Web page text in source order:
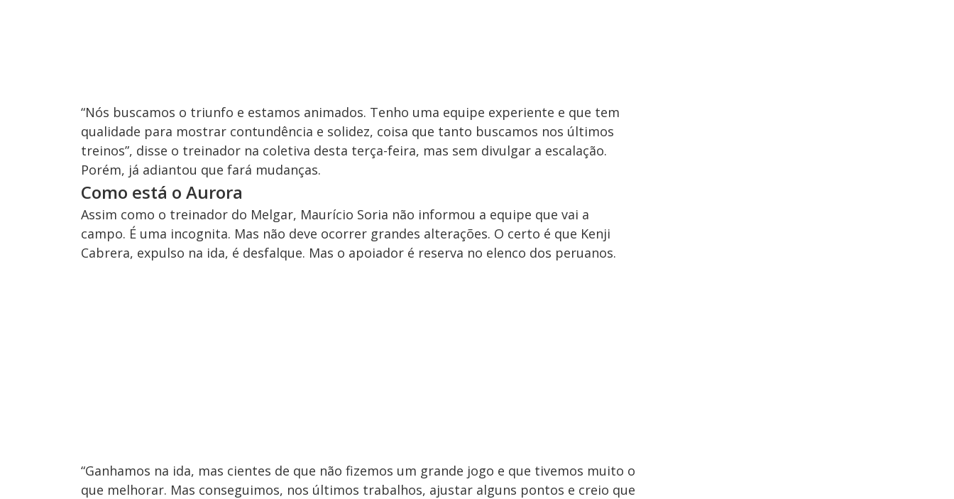
“Nós buscamos o triunfo e estamos animados. Tenho uma equipe experiente e que tem
qualidade para mostrar contundência e solidez, coisa que tanto buscamos nos últimos
treinos”, disse o treinador na coletiva desta terça-feira, mas sem divulgar a escalação.
Porém, já adiantou que fará mudanças.
Como está o Aurora
Assim como o treinador do Melgar, Maurício Soria não informou a equipe que vai a
campo. É uma incognita. Mas não deve ocorrer grandes alterações. O certo é que Kenji
Cabrera, expulso na ida, é desfalque. Mas o apoiador é reserva no elenco dos peruanos.
“Ganhamos na ida, mas cientes de que não fizemos um grande jogo e que tivemos muito o
que melhorar. Mas conseguimos, nos últimos trabalhos, ajustar alguns pontos e creio que